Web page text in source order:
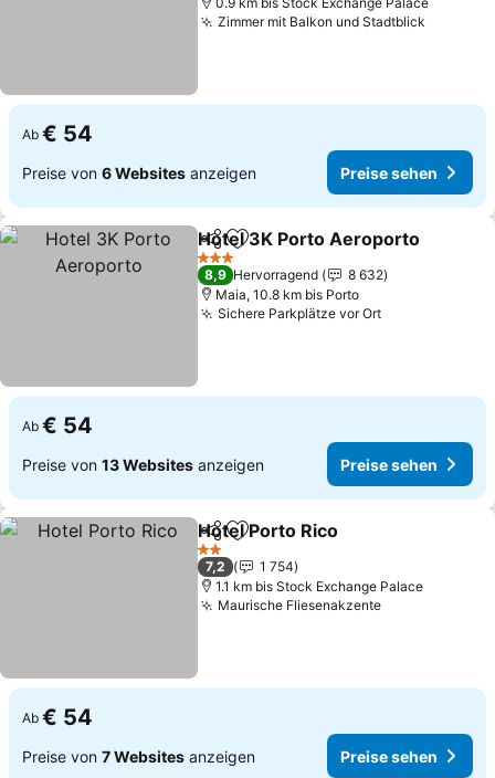
Zimmer mit Balkon und Stadtblick
Ab € 54
Preise von 6 Websites anzeigen Preise sehen
TeilenZu Favoriten hinzufügen
Hotel 3K Porto Aeroporto
3 Sterne
8,9 Hervorragend
8 632
Maia, 10.8 km bis Porto
Sichere Parkplätze vor OrtPreise sehen
Ab € 54
Preise von 13 Websites anzeigen Preise sehen
TeilenZu Favoriten hinzufügen
Hotel Porto Rico
2 Sterne
7,2
1 754
1.1 km bis Stock Exchange Palace
Maurische FliesenakzentePreise sehen
Ab € 54
Preise von 7 Websites anzeigen Preise sehen